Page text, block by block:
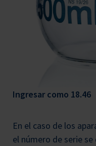
Ingresar como 18.46
En el caso de los
el número de serie